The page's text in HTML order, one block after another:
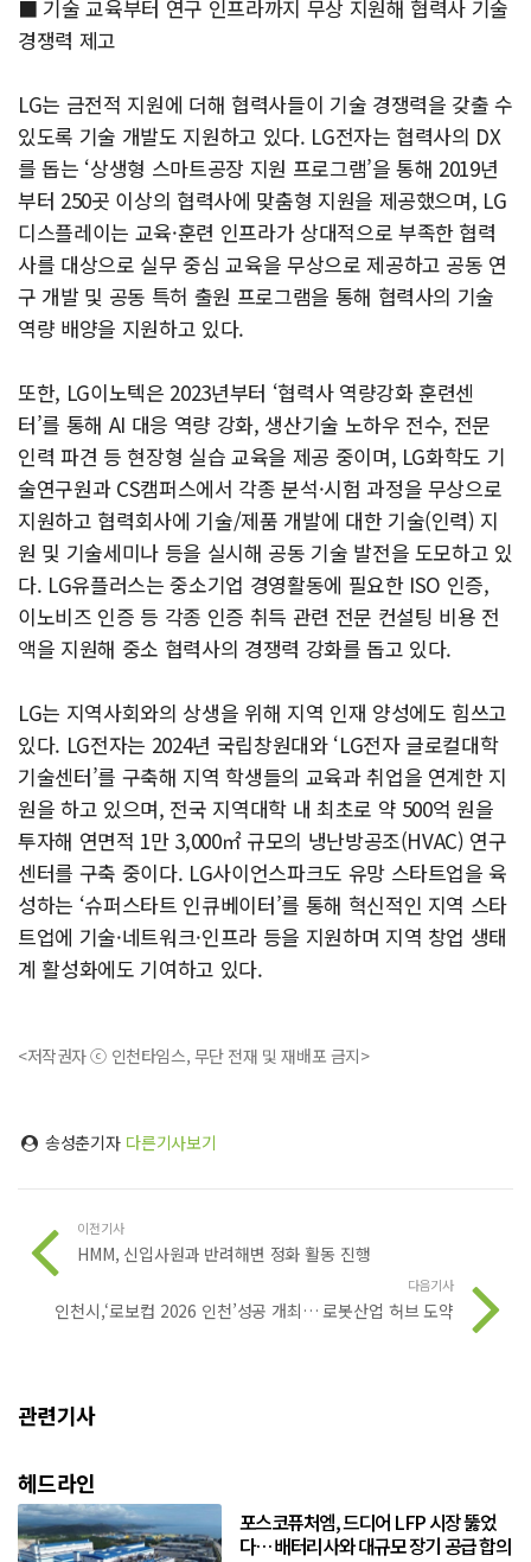
■ 기술 교육부터 연구 인프라까지 무상 지원해 협력사 기술
경쟁력 제고
LG는 금전적 지원에 더해 협력사들이 기술 경쟁력을 갖출 수
있도록 기술 개발도 지원하고 있다. LG전자는 협력사의 DX
를 돕는 ‘상생형 스마트공장 지원 프로그램’을 통해 2019년
부터 250곳 이상의 협력사에 맞춤형 지원을 제공했으며, LG
디스플레이는 교육·훈련 인프라가 상대적으로 부족한 협력
사를 대상으로 실무 중심 교육을 무상으로 제공하고 공동 연
구 개발 및 공동 특허 출원 프로그램을 통해 협력사의 기술
역량 배양을 지원하고 있다.
또한, LG이노텍은 2023년부터 ‘협력사 역량강화 훈련센
터’를 통해 AI 대응 역량 강화, 생산기술 노하우 전수, 전문
인력 파견 등 현장형 실습 교육을 제공 중이며, LG화학도 기
술연구원과 CS캠퍼스에서 각종 분석·시험 과정을 무상으로
지원하고 협력회사에 기술/제품 개발에 대한 기술(인력) 지
원 및 기술세미나 등을 실시해 공동 기술 발전을 도모하고 있
다. LG유플러스는 중소기업 경영활동에 필요한 ISO 인증,
이노비즈 인증 등 각종 인증 취득 관련 전문 컨설팅 비용 전
액을 지원해 중소 협력사의 경쟁력 강화를 돕고 있다.
LG는 지역사회와의 상생을 위해 지역 인재 양성에도 힘쓰고
있다. LG전자는 2024년 국립창원대와 ‘LG전자 글로컬대학
기술센터’를 구축해 지역 학생들의 교육과 취업을 연계한 지
원을 하고 있으며, 전국 지역대학 내 최초로 약 500억 원을
투자해 연면적 1만 3,000㎡ 규모의 냉난방공조(HVAC) 연구
센터를 구축 중이다. LG사이언스파크도 유망 스타트업을 육
성하는 ‘슈퍼스타트 인큐베이터’를 통해 혁신적인 지역 스타
트업에 기술·네트워크·인프라 등을 지원하며 지역 창업 생태
계 활성화에도 기여하고 있다.
<저작권자 ⓒ 인천타임스, 무단 전재 및 재배포 금지>
송성춘기자 다른기사보기
이전기사
HMM, 신입사원과 반려해변 정화 활동 진행
다음기사
인천시,‘로보컵 2026 인천’성공 개최… 로봇산업 허브 도약
관련기사
헤드라인
포스코퓨처엠, 드디어 LFP 시장 뚫었
다… 배터리사와 대규모 장기 공급 합의